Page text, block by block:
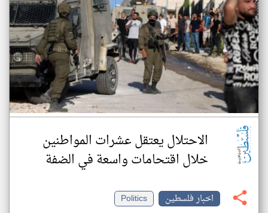
الاحتلال يعتقل عشرات المواطنين
خلال اقتحامات واسعة في الضفة
اخبار فلسطين
Politics